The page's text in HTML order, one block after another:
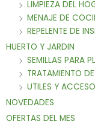
LIMPIEZA DEL
MENAJE DE
REPELENTE DE
HUERTO Y JARDIN
SEMILLAS PARA
TRATAMIENTO
UTILES Y
NOVEDADES
OFERTAS DEL MES